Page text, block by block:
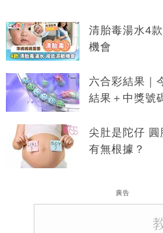
清胎毒湯水4
機會
六合彩結果｜
結果＋中獎號
尖肚是陀仔
有無根據？
廣告